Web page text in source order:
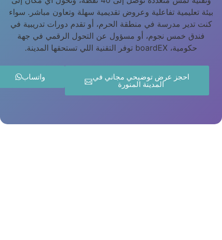
بيئة تعليمية تفاعلية وعروض تقديمية سهلة وتعاون مباشر. سواء
كنت تدير مدرسة في منطقة الحرم، أو تقدم دورات تدريبية في
فندق خمس نجوم، أو مسؤول عن التحول الرقمي في جهة
حكومية، boardEX توفر التقنية اللي تستحقها المدينة.
احجز عرض توضيحي مجاني في
المدينة المنورة
واتساب